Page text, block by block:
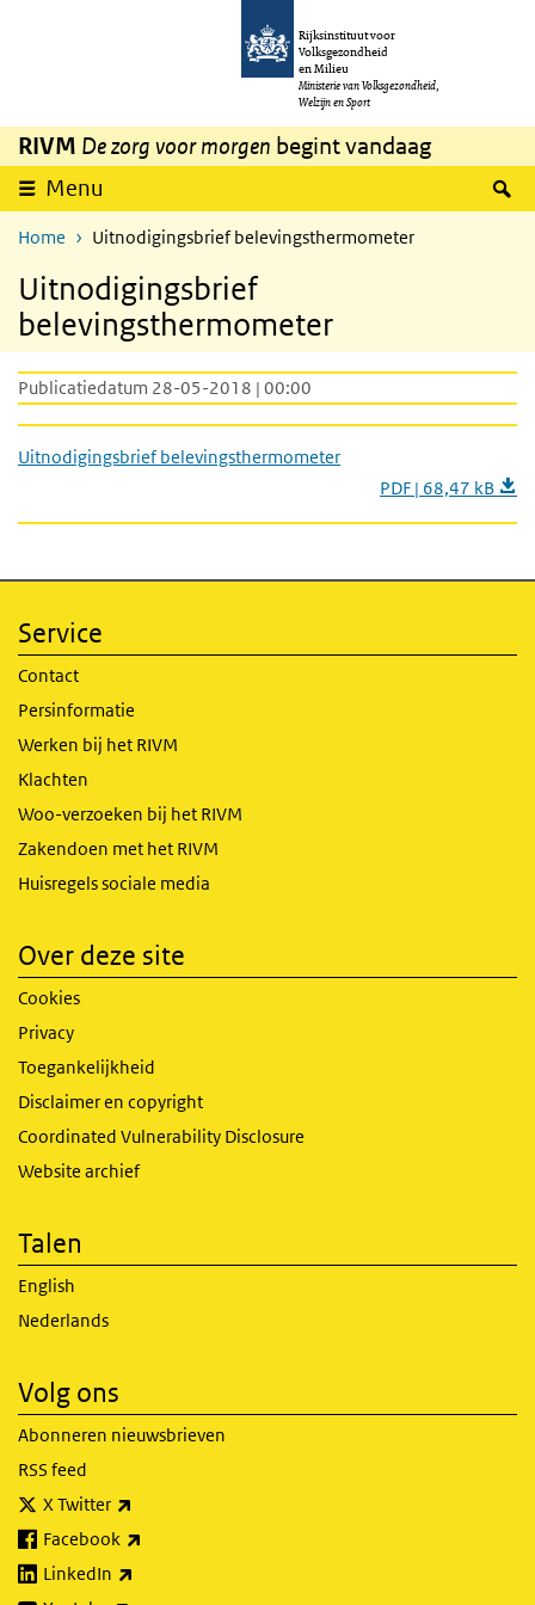
Overslaan en naar de inhoud gaan
Rijksinstituut voor
Volksgezondheid
en Milieu
Ministerie van Volksgezondheid,
Welzijn en Sport
RIVM De zorg voor morgen begint vandaag
Menu
Home Uitnodigingsbrief belevingsthermometer
Uitnodigingsbrief
belevingsthermometer
Publicatiedatum 28-05-2018 | 00:00
Uitnodigingsbrief belevingsthermometer
PDF | 68,47 kB
Service
Contact
Persinformatie
Werken bij het RIVM
Klachten
Woo-verzoeken bij het RIVM
Zakendoen met het RIVM
Huisregels sociale media
Over deze site
Cookies
Privacy
Toegankelijkheid
Disclaimer en copyright
Coordinated Vulnerability Disclosure
Website archief
Talen
English
Nederlands
Volg ons
Abonneren nieuwsbrieven
RSS feed
X Twitter
Facebook
LinkedIn